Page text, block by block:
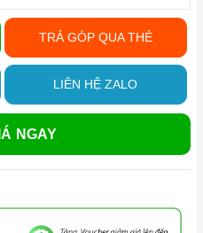
TRẢ GÓP QUA THẺ
LIÊN HỆ ZALO
NGAY